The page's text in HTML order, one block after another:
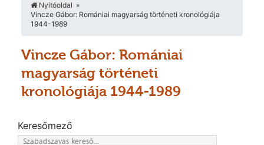
Nyitóoldal
Vincze Gábor: Romániai magyarság történeti kronológiája
1944-1989
Vincze Gábor: Romániai
magyarság történeti
kronológiája 1944-1989
Keresőmező